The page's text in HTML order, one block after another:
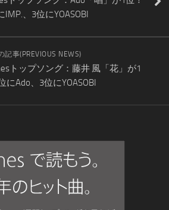
IMP.、3位にYOASOBI
記事(PREVIOUS NEWS)
トップソング：藤井 風「花」が1
にAdo、3位にYOASOBI